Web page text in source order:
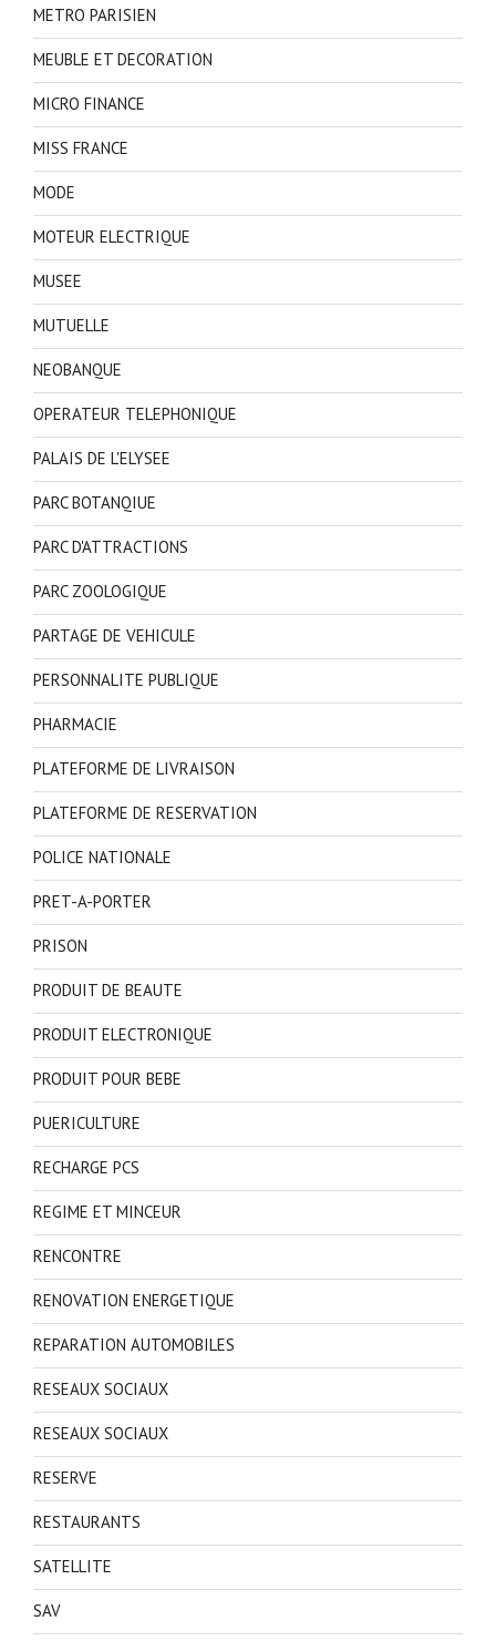
METRO PARISIEN
MEUBLE ET DECORATION
MICRO FINANCE
MISS FRANCE
MODE
MOTEUR ELECTRIQUE
MUSEE
MUTUELLE
NEOBANQUE
OPERATEUR TELEPHONIQUE
PALAIS DE L'ELYSEE
PARC BOTANQIUE
PARC D'ATTRACTIONS
PARC ZOOLOGIQUE
PARTAGE DE VEHICULE
PERSONNALITE PUBLIQUE
PHARMACIE
PLATEFORME DE LIVRAISON
PLATEFORME DE RESERVATION
POLICE NATIONALE
PRET-A-PORTER
PRISON
PRODUIT DE BEAUTE
PRODUIT ELECTRONIQUE
PRODUIT POUR BEBE
PUERICULTURE
RECHARGE PCS
REGIME ET MINCEUR
RENCONTRE
RENOVATION ENERGETIQUE
REPARATION AUTOMOBILES
RESEAUX SOCIAUX
RESEAUX SOCIAUX
RESERVE
RESTAURANTS
SATELLITE
SAV